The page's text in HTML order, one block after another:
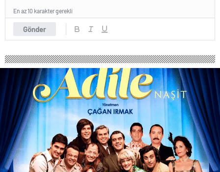
Gönder
En az 10 karakter gerekli